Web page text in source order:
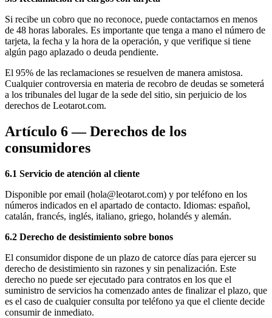
Si recibe un cobro que no reconoce, puede contactarnos en menos
de 48 horas laborales. Es importante que tenga a mano el número de
tarjeta, la fecha y la hora de la operación, y que verifique si tiene
algún pago aplazado o deuda pendiente.
El 95% de las reclamaciones se resuelven de manera amistosa.
Cualquier controversia en materia de recobro de deudas se someterá
a los tribunales del lugar de la sede del sitio, sin perjuicio de los
derechos de Leotarot.com.
Artículo 6 — Derechos de los
consumidores
6.1 Servicio de atención al cliente
Disponible por email (hola@leotarot.com) y por teléfono en los
números indicados en el apartado de contacto. Idiomas: español,
catalán, francés, inglés, italiano, griego, holandés y alemán.
6.2 Derecho de desistimiento sobre bonos
El consumidor dispone de un plazo de catorce días para ejercer su
derecho de desistimiento sin razones y sin penalización. Este
derecho no puede ser ejecutado para contratos en los que el
suministro de servicios ha comenzado antes de finalizar el plazo, que
es el caso de cualquier consulta por teléfono ya que el cliente decide
consumir de inmediato.